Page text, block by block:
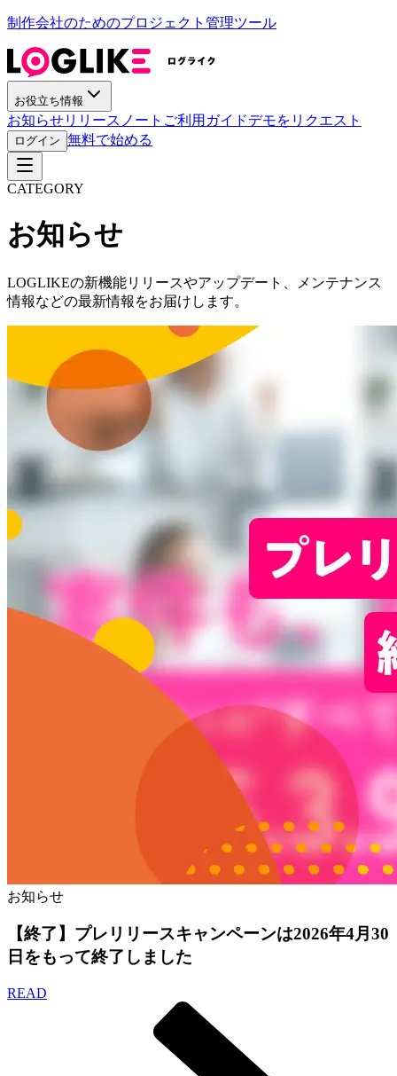
制作会社のためのプロジェクト管理ツール
お役立ち情報
お知らせリリースノート ご利用ガイドデモをリクエスト
ログイン 無料で始める
CATEGORY
お知らせ
LOGLIKEの新機能リリースやアップデート、メンテナンス
情報などの最新情報をお届けします。
お知らせ
【終了】プレリリースキャンペーンは2026年4月30
日をもって終了しました
READ